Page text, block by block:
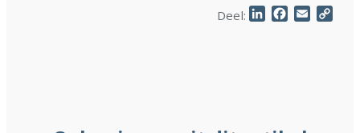
Deel: LinkedInFacebook
Email